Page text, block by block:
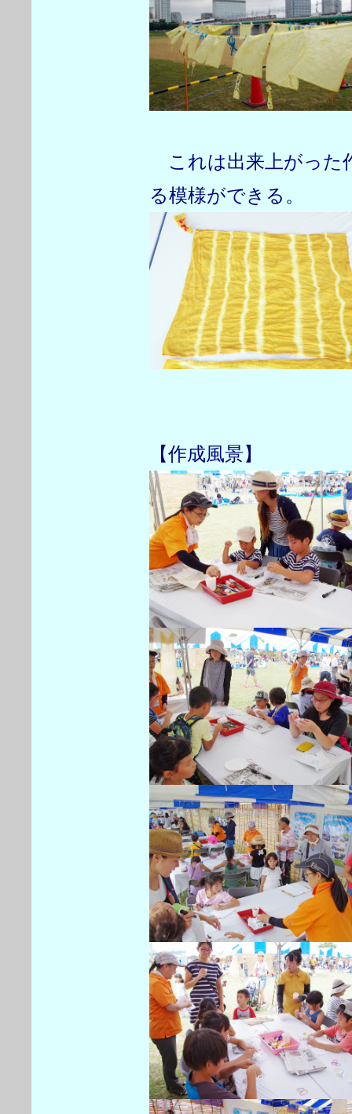
これは出来上がった
る模様ができる。
【作成風景】